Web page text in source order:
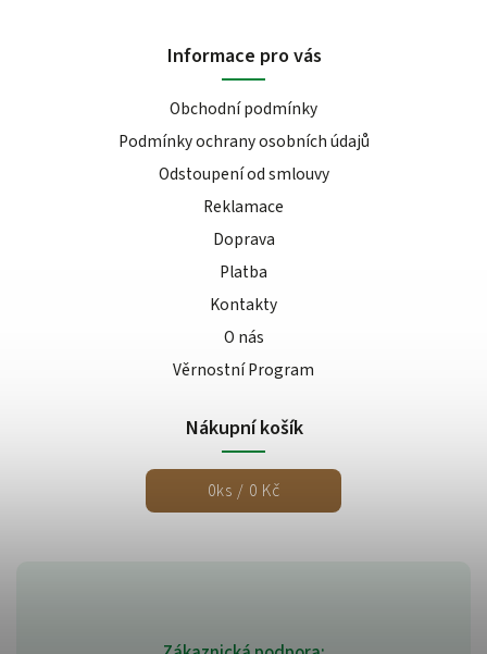
Informace pro vás
Obchodní podmínky
Podmínky ochrany osobních údajů
Odstoupení od smlouvy
Reklamace
Doprava
Platba
Kontakty
O nás
Věrnostní Program
Nákupní košík
0ks / 0 Kč